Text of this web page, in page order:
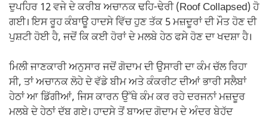
ਦੁਪਹਿਰ 12 ਵਜੇ ਦੇ ਕਰੀਬ ਅਚਾਨਕ ਢਹਿ-ਢੇਰੀ (Roof Collapsed) ਹੋ
ਗਈ। ਇਸ ਰੂਹ ਕੰਬਾਊ ਹਾਦਸੇ ਵਿੱਚ ਹੁਣ ਤੱਕ 5 ਮਜ਼ਦੂਰਾਂ ਦੀ ਮੌਤ ਹੋਣ ਦੀ
ਪੁਸ਼ਟੀ ਹੋਈ ਹੈ, ਜਦੋਂ ਕਿ ਕਈ ਹੋਰਾਂ ਦੇ ਮਲਬੇ ਹੇਠ ਫਸੇ ਹੋਣ ਦਾ ਖਦਸ਼ਾ ਹੈ।
ਮਿਲੀ ਜਾਣਕਾਰੀ ਅਨੁਸਾਰ ਜਦੋਂ ਗੋਦਾਮ ਦੀ ਉਸਾਰੀ ਦਾ ਕੰਮ ਚੱਲ ਰਿਹਾ
ਸੀ, ਤਾਂ ਅਚਾਨਕ ਲੋਹੇ ਦੇ ਵੱਡੇ ਬੀਮ ਅਤੇ ਕੰਕਰੀਟ ਦੀਆਂ ਭਾਰੀ ਸਲੈਬਾਂ
ਹੇਠਾਂ ਆ ਡਿੱਗੀਆਂ, ਜਿਸ ਕਾਰਨ ਉੱਥੇ ਕੰਮ ਕਰ ਰਹੇ ਦਰਜਨਾਂ ਮਜ਼ਦੂਰ
ਮਲਬੇ ਦੇ ਹੇਠਾਂ ਦੱਬ ਗਏ। ਹਾਦਸੇ ਤੋਂ ਬਾਅਦ ਗੋਦਾਮ ਦੇ ਅੰਦਰ ਬੇਹੱਦ